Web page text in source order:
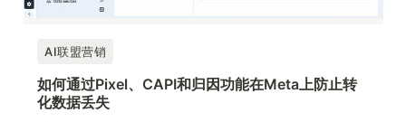
AI联盟营销
如何通过Pixel、CAPI和归因功能在Meta上防止转
化数据丢失